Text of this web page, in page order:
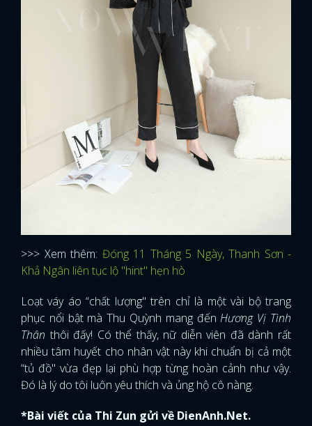
>>> Xem thêm: Đóng 11 Tháng 5 Ngày, Thanh Sơn -
Khả Ngân liên tục lộ "hint" hẹn hò
Loạt váy áo “chất lượng" trên chỉ là một vài bộ trang
phục nổi bật mà Thu Quỳnh mang đếnHương Vị Tình
Thân thôi đấy! Có thể thấy, nữ diễn viên đã dành rất
nhiều tâm huyết cho nhân vật này khi chuẩn bị cả một
“tủ đồ" vừa đẹp lại phù hợp từng hoàn cảnh như vậy.
Đó là lý do tôi luôn yêu thích và ủng hộ cô nàng.
*Bài viết của Thi Zun gửi về DienAnh.Net.